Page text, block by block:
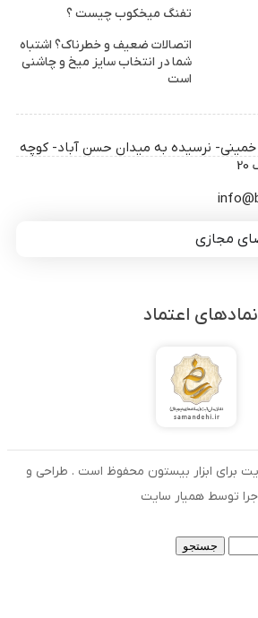
تفنگ میخکوب چیست ؟
اتصالات ضعیف و خطرناک؟ اشتباه
شما در انتخاب سایز میخ و چاشنی
است
خمینی- نرسیده به میدان حسن آباد- کوچه
مجازی
نمادهای اعتماد
برای ابزار بیستون محفوظ است . طراحی و
توسط همیار سایت
جستجو